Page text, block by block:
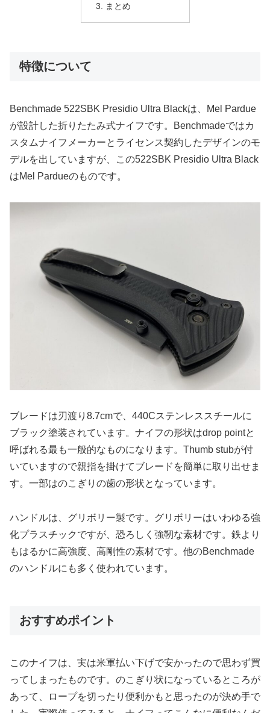
まとめ
特徴について
Benchmade 522SBK Presidio Ultra Blackは、Mel Pardue
が設計した折りたたみ式ナイフです。Benchmadeではカ
スタムナイフメーカーとライセンス契約したデザインのモ
デルを出していますが、この522SBK Presidio Ultra Black
はMel Pardueのものです。
ブレードは刃渡り8.7cmで、440Cステンレススチールに
ブラック塗装されています。ナイフの形状はdrop pointと
呼ばれる最も一般的なものになります。Thumb stubが付
いていますので親指を掛けてブレードを簡単に取り出せま
す。一部はのこぎりの歯の形状となっています。
ハンドルは、グリボリー製です。グリボリーはいわゆる強
化プラスチックですが、恐ろしく強靭な素材です。鉄より
もはるかに高強度、高剛性の素材です。他のBenchmade
のハンドルにも多く使われています。
おすすめポイント
このナイフは、実は米軍払い下げで安かったので思わず買
ってしまったものです。のこぎり状になっているところが
あって、ロープを切ったり便利かもと思ったのが決め手で